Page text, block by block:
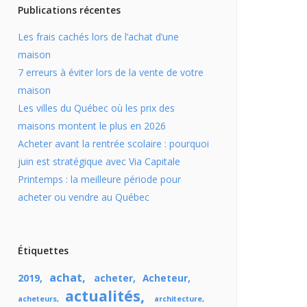
Publications récentes
Les frais cachés lors de l’achat d’une
maison
7 erreurs à éviter lors de la vente de votre
maison
Les villes du Québec où les prix des
maisons montent le plus en 2026
Acheter avant la rentrée scolaire : pourquoi
juin est stratégique avec Via Capitale
Printemps : la meilleure période pour
acheter ou vendre au Québec
Étiquettes
2019 achat acheter Acheteur
acheteurs actualités
architecture